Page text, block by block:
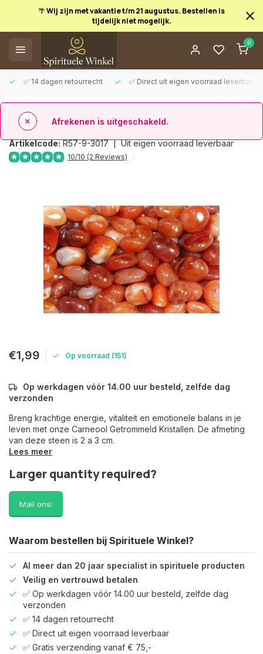
🌴 Wij zijn met vakantie t/m 21 augustus. Bestellen is
tijdelijk niet mogelijk.
0
✅ 14 dagen retourrecht ✅ Direct uit eigen voorraad leverbaar
Afrekenen is uitgeschakeld.
Carneool getrommeld
Artikelcode:R57-9-3017 |Uit eigen voorraad leverbaar
10/10 (2 Reviews)
€1,99 Op voorraad (151)
Op werkdagen vóór 14.00 uur besteld, zelfde dag
verzonden
Breng krachtige energie, vitaliteit en emotionele balans in je
leven met onze Carneool Getrommeld Kristallen. De afmeting
van deze steen is 2 a 3 cm.
Lees meer
Larger quantity required?
Mail ons!
Waarom bestellen bij Spirituele Winkel?
Al meer dan 20 jaar specialist in spirituele producten
Veilig en vertrouwd betalen
✅ Op werkdagen vóór 14.00 uur besteld, zelfde dag
verzonden
✅ 14 dagen retourrecht
✅ Direct uit eigen voorraad leverbaar
✅ Gratis verzending vanaf € 75,-